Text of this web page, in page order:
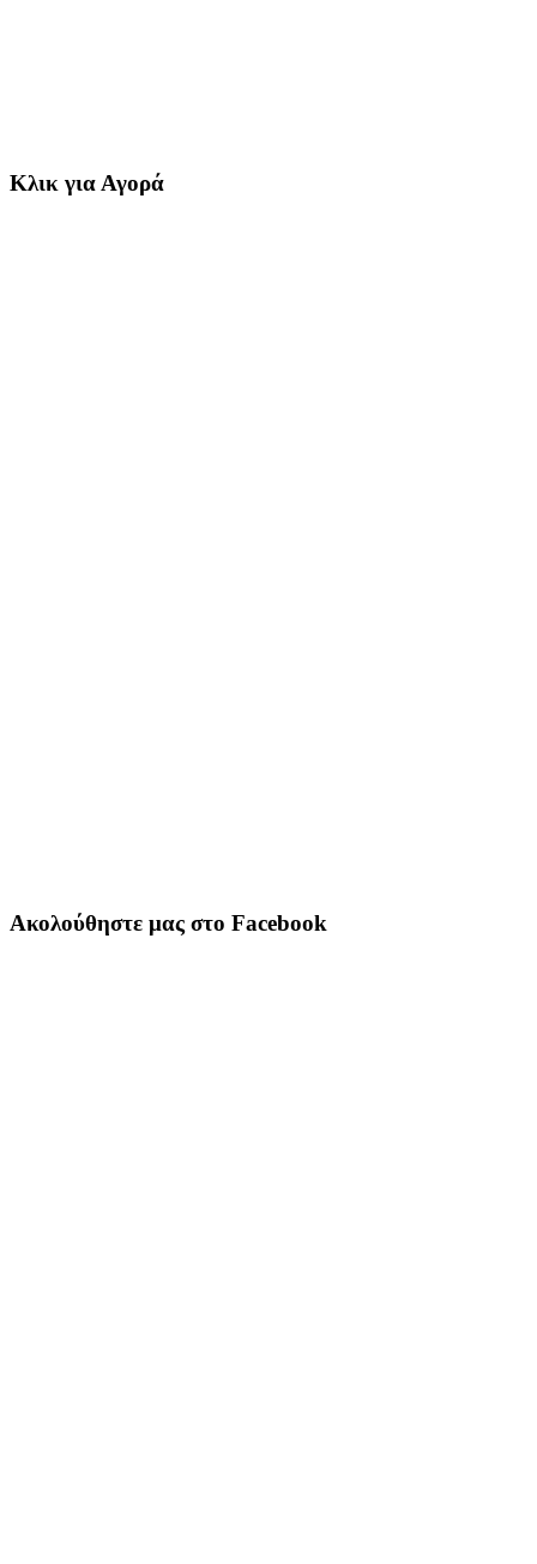
Κλικ για Αγορά
Ακολούθηστε μας στο Facebook